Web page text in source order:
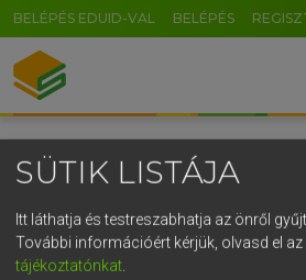
BELÉPÉS EDUID-VAL BELÉPÉS
language Mind
search
SÜTIK LISTÁJA
Itt láthatja és testreszabhatja az önről
További információért kérjük, olvasd el az
tájékoztatónkat
GR